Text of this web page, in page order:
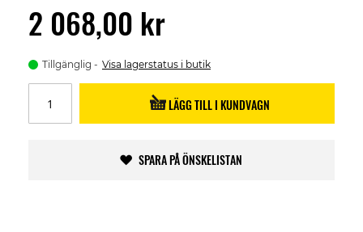
2 068,00 kr
Tillgänglig Visa lagerstatus i butik
LÄGG TILL I KUNDVAGN
SPARA PÅ ÖNSKELISTAN